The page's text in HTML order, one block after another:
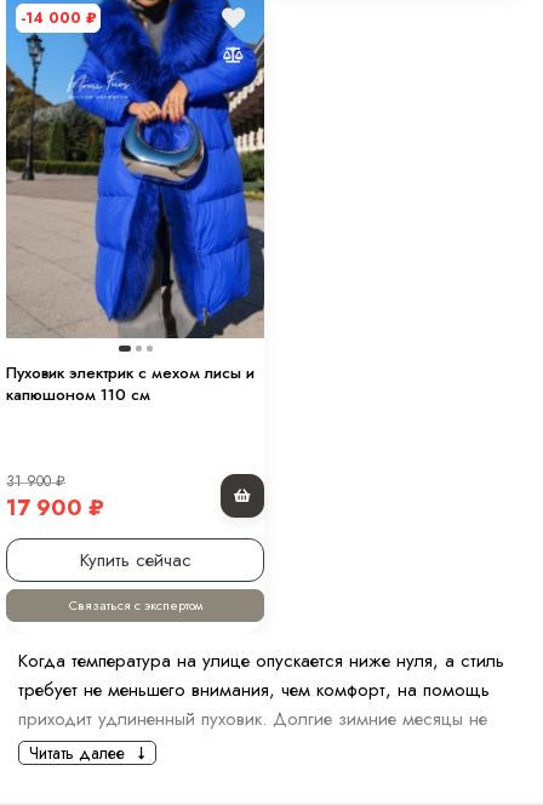
-14 000 ₽
Пуховик электрик с мехом лисы и
капюшоном 110 см
31 900₽
17 900 ₽
Купить сейчас
Связаться с экспертом
Когда температура на улице опускается ниже нуля, а стиль
требует не меньшего внимания, чем комфорт, на помощь
приходит удлиненный пуховик. Долгие зимние месяцы не
обязаны быть скучными и однообразными, а
Читать далее